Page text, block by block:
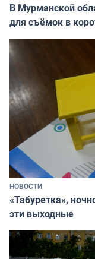
В Мурманской
для съёмок в
НОВОСТИ
«Табуретка»,
эти выходные